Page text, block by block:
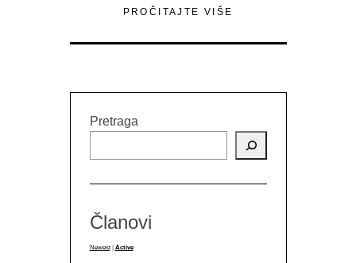
PROČITAJTE VIŠE
Pretraga
Članovi
Newest Active